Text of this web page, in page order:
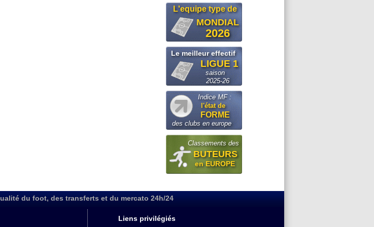
L'equipe type de
MONDIAL
2026
Le meilleur effectif
LIGUE 1
saison
2025-26
Indice MF :
l'état de
FORME
des clubs en europe
Classements des
BUTEURS
en EUROPE
du foot, des transferts et du mercato 24h/24
Liens privilégiés